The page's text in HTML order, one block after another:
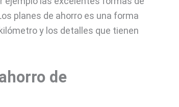
planes de ahorro es una forma
y los detalles que tienen
de